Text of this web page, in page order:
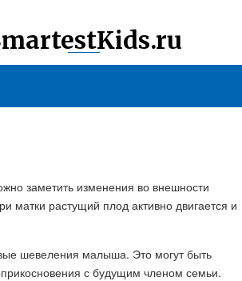
заметить изменения во внешности
матки растущий плод активно двигается и
шевеления малыша. Это могут быть
с будущим членом семьи.